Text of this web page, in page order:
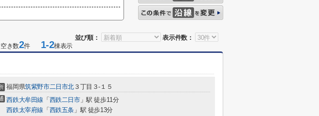
並び順： 表示件数：
き数2件 1-2棟表示
福岡県筑紫野市二日市北 ３丁目３-１５
西鉄大牟田線 「 西鉄二日市」駅 徒歩11分
西鉄太宰府線 「 西鉄五条 」駅 徒歩13分